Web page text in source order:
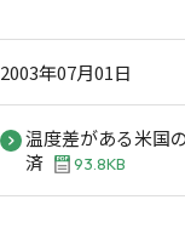
2003年07月01日
温度差がある米国
済
93.8KB